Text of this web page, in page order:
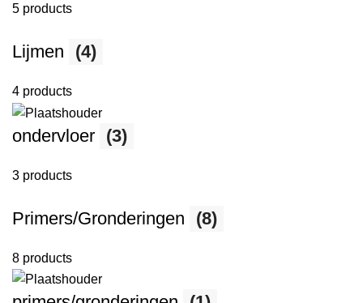
5 products
Lijmen (4)
4 products
ondervloer (3)
3 products
Primers/Gronderingen (8)
8 products